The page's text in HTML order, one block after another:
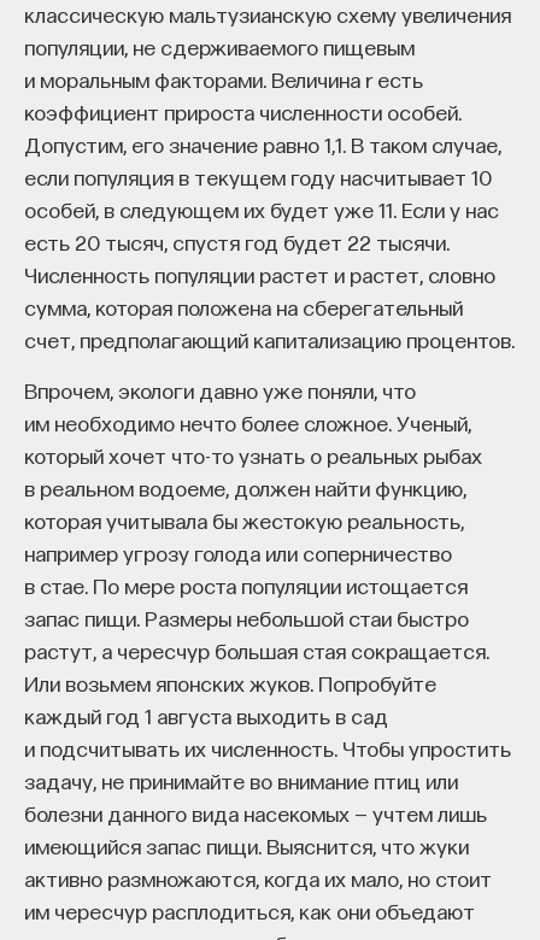
классическую мальтузианскую схему увеличения
популяции, не сдерживаемого пищевым
и моральным факторами. Величина r есть
коэффициент прироста численности особей.
Допустим, его значение равно 1,1. В таком случае,
если популяция в текущем году насчитывает 10
особей, в следующем их будет уже 11. Если у нас
есть 20 тысяч, спустя год будет 22 тысячи.
Численность популяции растет и растет, словно
сумма, которая положена на сберегательный
счет, предполагающий капитализацию процентов.
Впрочем, экологи давно уже поняли, что
им необходимо нечто более сложное. Ученый,
который хочет что-то узнать о реальных рыбах
в реальном водоеме, должен найти функцию,
которая учитывала бы жестокую реальность,
например угрозу голода или соперничество
в стае. По мере роста популяции истощается
запас пищи. Размеры небольшой стаи быстро
растут, а чересчур большая стая сокращается.
Или возьмем японских жуков. Попробуйте
каждый год 1 августа выходить в сад
и подсчитывать их численность. Чтобы упростить
задачу, не принимайте во внимание птиц или
болезни данного вида насекомых — учтем лишь
имеющийся запас пищи. Выяснится, что жуки
активно размножаются, когда их мало, но стоит
им чересчур расплодиться, как они объедают
состоянии среды, то есть видит комнату,
совершил действие «поехать вправо» и увидел
другое состояние, другую часть комнаты. Таким
образом агент набирает граф. Узлы — это
состояния, а ребра — это переходы, действия,
которые он там совершает.
Оказывается, что состояния, в которые ведет
очень много узлов и из которых выходит очень
много узлов, — это и есть те самые бутылочные
горлышки. Мы обязательно должны пройти через
Такая статистика позволяет выделять эти
состояния. В примере с комнатами нам, чтобы
дойти до цели, до предмета в другой комнате,
обязательно нужно пройти через дверь.
Сколько бы мы попыток ни делали, мы всегда
через это состояние пройдем. Это один
из подходов, который сейчас один из наиболее
перспективных и применяется на практике.
Второй подход в иерархическом обучении еще
в начале 2000-х предложил Дитерихом, один
из основоположников обучения
с подкреплением —Max Q , максимизация оценки
состояний. Этот подход интересен тем, что был
предложен один из классических примеров,
на которых проверяют сейчас многие задачи
обучения с подкреплением, иерархического